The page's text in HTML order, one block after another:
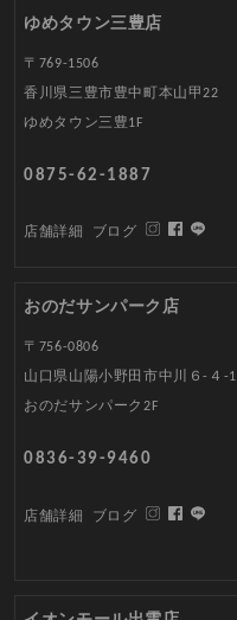
ゆめタウン三豊店
〒769-1506
香川県三豊市豊中町本山甲22
ゆめタウン三豊1F
0875-62-1887
店舗詳細 ブログ
おのだサンパーク店
〒756-0806
山口県山陽小野田市中川６-４-1
おのだサンパーク2F
0836-39-9460
店舗詳細 ブログ